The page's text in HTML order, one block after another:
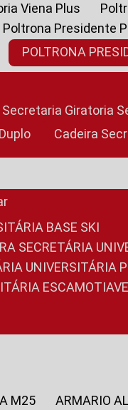
Viena Plus
Poltrona Presidente
POLTRONA
Secretaria Giratoria
Cadeira
BASE SKI
SECRETÁRIA
UNIVERSITÁRIA
M25
ARMARIO